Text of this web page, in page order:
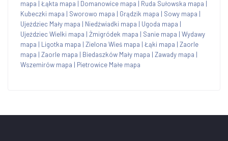
mapa | Łąkta mapa | Domanowice mapa | Ruda Sułowska mapa |
Kubeczki mapa | Sworowo mapa | Grądzik mapa | Sowy mapa |
Ujeździec Mały mapa | Niedźwiadki mapa | Ugoda mapa |
Ujeździec Wielki mapa | Żmigródek mapa | Sanie mapa | Wydawy
mapa | Ligotka mapa | Zielona Wieś mapa | Łąki mapa | Zaorle
mapa | Zaorle mapa | Biedaszków Mały mapa | Zawady mapa |
Wszemirów mapa | Pietrowice Małe mapa